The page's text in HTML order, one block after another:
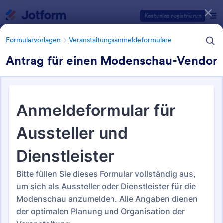
Kostenlos registrieren
Formularvorlagen Veranstaltungsanmeldeformulare
Antrag für einen Modenschau-Vendor
Formularvorlagen Veranstaltungsanmeldeformulare
Veranstaltungsanmeldeformul
are
183 Vorlagen
Formularvorlagen Kategorien